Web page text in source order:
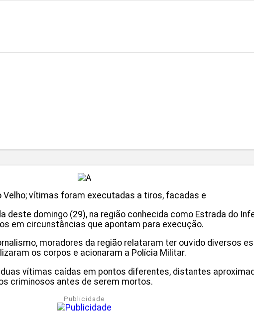
vítimas foram executadas a tiros, facadas e
domingo (29), na região conhecida como Estrada do
em circunstâncias que apontam para execução.
moradores da região relataram ter ouvido diversos
os corpos e acionaram a Polícia Militar.
vítimas caídas em pontos diferentes, distantes
criminosos antes de serem mortos.
Publicidade